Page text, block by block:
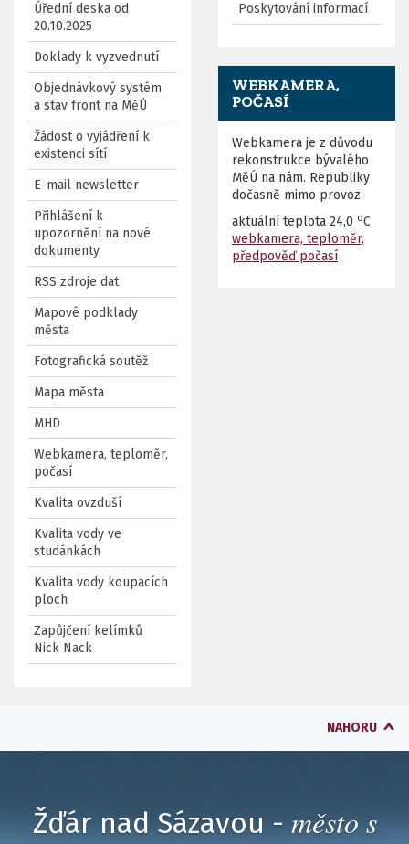
Úřední deska od
20.10.2025
Doklady k vyzvednutí
Objednávkový systém
a stav front na MěÚ
Žádost o vyjádření k
existenci sítí
E-mail newsletter
Přihlášení k
upozornění na nové
dokumenty
RSS zdroje dat
Mapové podklady
města
Fotografická soutěž
Mapa města
MHD
Webkamera, teploměr,
počasí
Kvalita ovzduší
Kvalita vody ve
studánkách
Kvalita vody koupacích
ploch
Zapůjčení kelímků
Nick Nack
Poskytování informací
WEBKAMERA,
POČASÍ
Webkamera je z důvodu
rekonstrukce bývalého
MěÚ na nám. Republiky
dočasně mimo provoz.
aktuální teplota 24,0 oC
webkamera, teploměr,
předpověď počasí
NAHORU
Žďár nad Sázavou - město s